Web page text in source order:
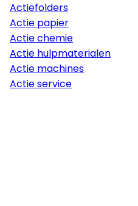
Actiefolders
Actie papier
Actie chemie
Actie hulpmaterialen
Actie machines
Actie service